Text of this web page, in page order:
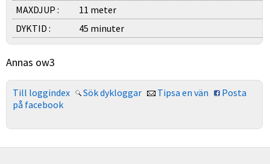
MAXDJUP :
11 meter
DYKTID :
45 minuter
Annas ow3
Till loggindex Sök dykloggar Tipsa en vän
Posta
på facebook